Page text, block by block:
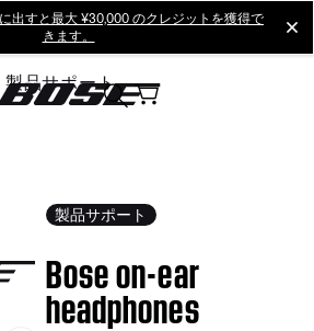
出すと最大 ¥30,000 のクレジットを獲得で
きます。
製品サポート
製品サポート
Bose on-ear
headphones